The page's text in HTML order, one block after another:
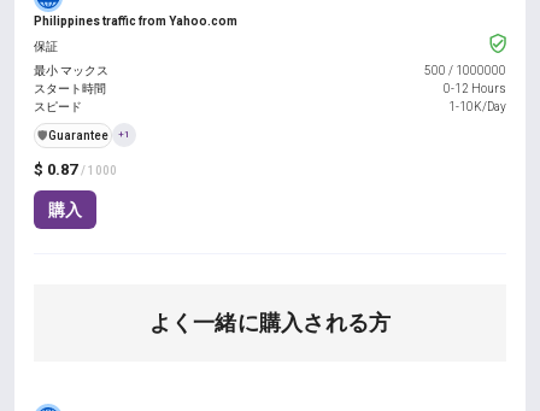
Philippines traffic from Yahoo.com
$ 0.87 / 1000
購入
保証
最小 マックス
500 / 1000000
スタート時間
0-12 Hours
スピード
1-10K/Day
️🛡️Guarantee +1
よく一緒に購入される方